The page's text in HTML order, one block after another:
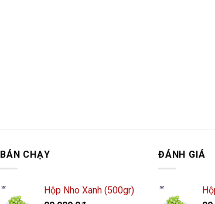
BÁN CHẠY
Hộp Nho Xanh (500gr)
ĐÁNH GIÁ